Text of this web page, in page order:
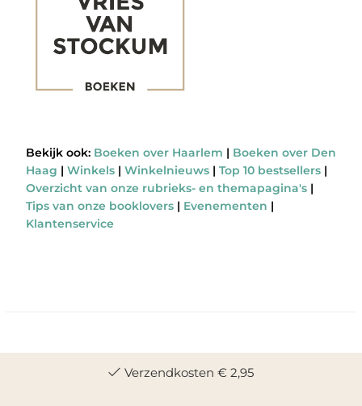
Bekijk ook: Boeken over Haarlem | Boeken over Den
Haag | Winkels| Winkelnieuws| Top 10 bestsellers|
Overzicht van onze rubrieks- en themapagina's|
Tips van onze booklovers| Evenementen |
Klantenservice
Verzendkosten € 2,95